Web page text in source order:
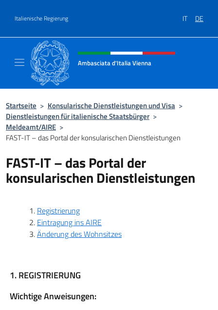
Italienische Regierung IT DE
Header-Site, Social und Menü
Ambasciata d'Italia Vienna
Startseite > Konsularische Dienstleistungen und Visa >
Dienstleistungen für italienische Staatsbürger >
Meldeamt/AIRE >
FAST-IT – das Portal der konsularischen Dienstleistungen
FAST-IT – das Portal der
konsularischen Dienstleistungen
Registrierung
Eintragung ins AIRE
Änderung des Wohnsitzes
1. REGISTRIERUNG
Wichtige Anweisungen: